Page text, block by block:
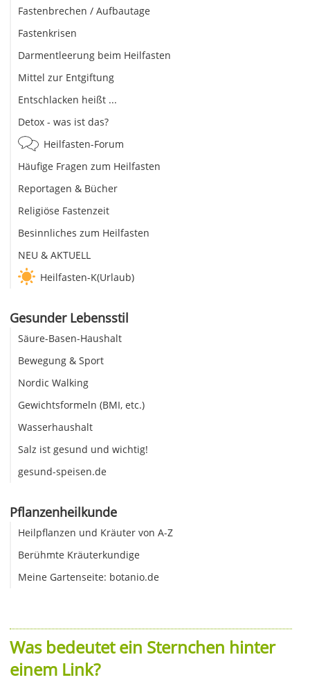
Fastenbrechen / Aufbautage
Fastenkrisen
Darmentleerung beim Heilfasten
Mittel zur Entgiftung
Entschlacken heißt ...
Detox - was ist das?
Heilfasten-Forum
Häufige Fragen zum Heilfasten
Reportagen & Bücher
Religiöse Fastenzeit
Besinnliches zum Heilfasten
NEU & AKTUELL
Heilfasten-K(Urlaub)
Gesunder Lebensstil
Säure-Basen-Haushalt
Bewegung & Sport
Nordic Walking
Gewichtsformeln (BMI, etc.)
Wasserhaushalt
Salz ist gesund und wichtig!
gesund-speisen.de
Pflanzenheilkunde
Heilpflanzen und Kräuter von A-Z
Berühmte Kräuterkundige
Meine Gartenseite: botanio.de
Was bedeutet ein Sternchen hinter
einem Link?